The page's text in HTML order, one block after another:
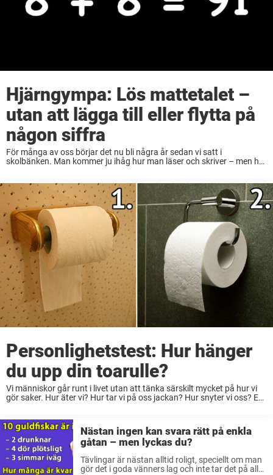
Hjärngympa: Lös mattetalet –
utan att lägga till eller flytta på
någon siffra
För många av oss börjar det nu bli några år sedan vi satt i
skolbänken. Man kommer ju ihåg hur man läser och skriver – men hur
Personlighetstest: Hur hänger
du upp din toarulle?
Vi människor går runt i livet utan att tänka särskilt mycket på hur vi
gör saker. Hur äter vi? Hur tar vi på oss jackan? Hur snyter vi oss? En
Nästan ingen kan svara rätt på enkla
gåtan – men lyckas du?
Tävlingar är nästan alltid roligt, speciellt om man
gör det i goda vänners lag och inte tar det på allt